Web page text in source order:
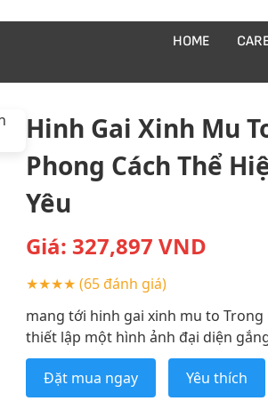
HOME
Hinh Gai Xinh Mu
Phong Cách Thể
Yêu
Giá: 327,897 VND
★★★★ (65 đánh giá)
mang tới hinh gai xinh mu to
thiết lập một hình ảnh đại diện
Đặt mua ngay
Yêu thích